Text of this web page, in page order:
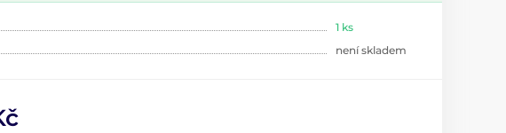
1 ks
není skladem